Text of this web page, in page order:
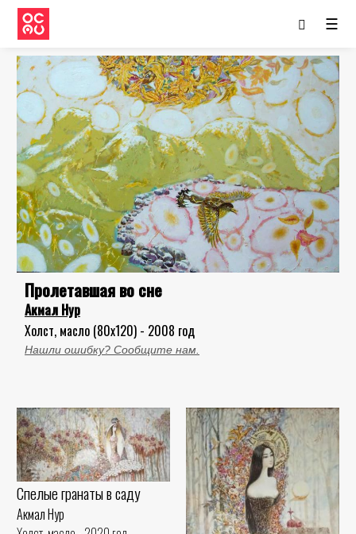
☰
Пролетавшая во сне
Акмал Нур
Холст, масло (80x120) - 2008 год
Нашли ошибку? Сообщите нам.
Спелые гранаты в саду
Акмал Нур